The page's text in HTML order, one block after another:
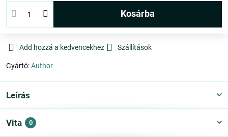
kosárba
Add hozzá a kedvencekhez Szállítások
Gyártó:Author
Leírás
Vita 0